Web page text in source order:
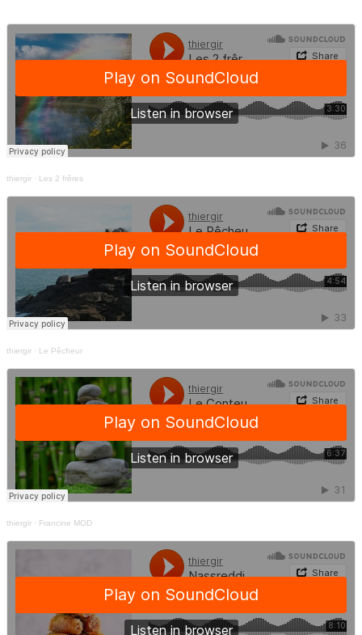
thiergir · Les 2 frêres
thiergir · Le Pêcheur
thiergir · Francine MOD